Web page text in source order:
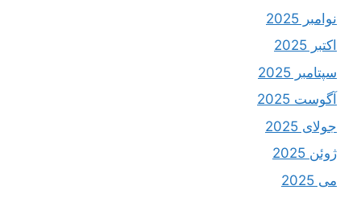
نوامبر 2025
اکتبر 2025
سپتامبر 2025
آگوست 2025
جولای 2025
ژوئن 2025
می 2025